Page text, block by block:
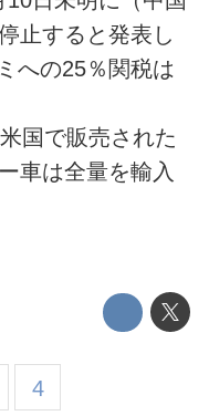
止すると発表し
への25％関税は
国で販売された
車は全量を輸入
4